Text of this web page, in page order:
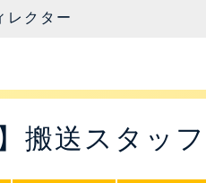
レクター
搬送スタッ